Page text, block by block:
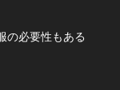
の必要性もある